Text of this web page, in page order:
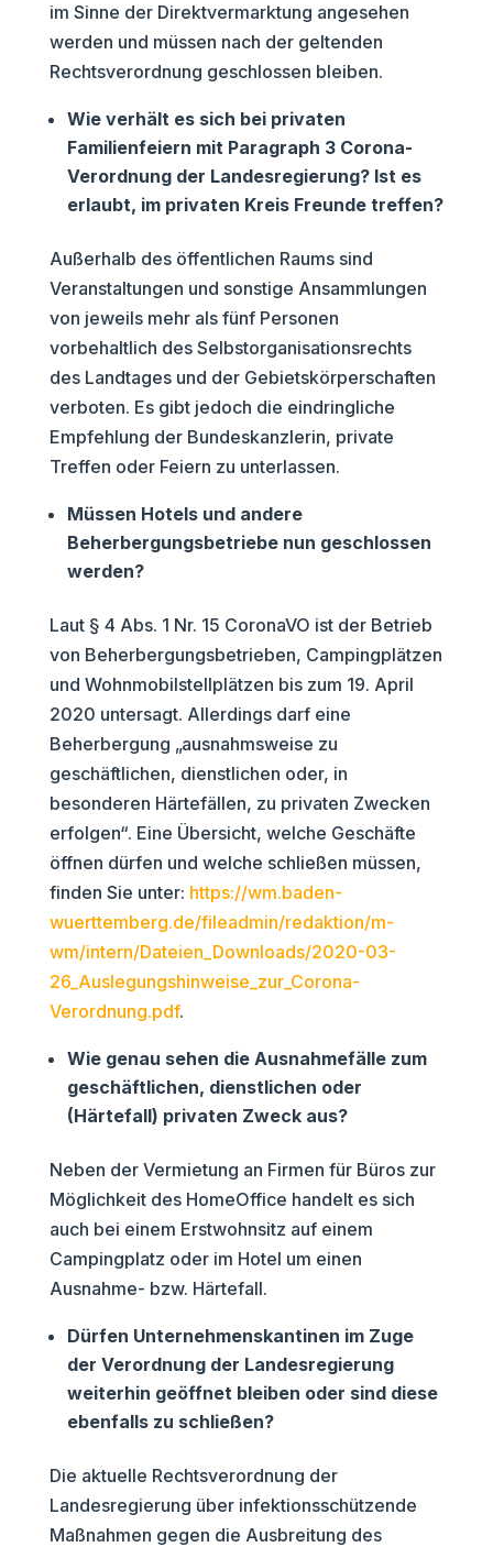
im Sinne der Direktvermarktung angesehen
werden und müssen nach der geltenden
Rechtsverordnung geschlossen bleiben.
Wie verhält es sich bei privaten
Familienfeiern mit Paragraph 3 Corona-
Verordnung der Landesregierung? Ist es
erlaubt, im privaten Kreis Freunde treffen?
Außerhalb des öffentlichen Raums sind
Veranstaltungen und sonstige Ansammlungen
von jeweils mehr als fünf Personen
vorbehaltlich des Selbstorganisationsrechts
des Landtages und der Gebietskörperschaften
verboten. Es gibt jedoch die eindringliche
Empfehlung der Bundeskanzlerin, private
Treffen oder Feiern zu unterlassen.
Müssen Hotels und andere
Beherbergungsbetriebe nun geschlossen
werden?
Laut § 4 Abs. 1 Nr. 15 CoronaVO ist der Betrieb
von Beherbergungsbetrieben, Campingplätzen
und Wohnmobilstellplätzen bis zum 19. April
2020 untersagt. Allerdings darf eine
Beherbergung „ausnahmsweise zu
geschäftlichen, dienstlichen oder, in
besonderen Härtefällen, zu privaten Zwecken
erfolgen“. Eine Übersicht, welche Geschäfte
öffnen dürfen und welche schließen müssen,
finden Sie unter: https://wm.baden-
wuerttemberg.de/fileadmin/redaktion/m-
wm/intern/Dateien_Downloads/2020-03-
26_Auslegungshinweise_zur_Corona-
Verordnung.pdf.
Wie genau sehen die Ausnahmefälle zum
geschäftlichen, dienstlichen oder
(Härtefall) privaten Zweck aus?
Neben der Vermietung an Firmen für Büros zur
Möglichkeit des HomeOffice handelt es sich
auch bei einem Erstwohnsitz auf einem
Campingplatz oder im Hotel um einen
Ausnahme- bzw. Härtefall.
Dürfen Unternehmenskantinen im Zuge
der Verordnung der Landesregierung
weiterhin geöffnet bleiben oder sind diese
ebenfalls zu schließen?
Die aktuelle Rechtsverordnung der
Landesregierung über infektionsschützende
Maßnahmen gegen die Ausbreitung des